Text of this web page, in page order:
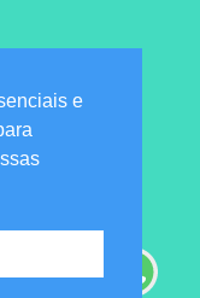
e